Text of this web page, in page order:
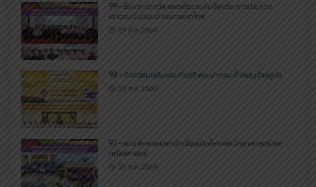
99 – รับมอบรางวัล ยอดเยี่ยมระดับจังหวัด การประกวด
เยาวชนต้นแบบด้านมารยาทไทย
29 ก.ค. 2569
98 – กิจกรรมเฉลิมพระเกียรติ พระบาทสมเด็จพระเจ้าอยู่หัว
29 ก.ค. 2569
97 – พานพิทยาคมพานักเรียนเปิดโลกแห่งวิทยาศาสตร์ และ
คณิตศาสตร์
29 ก.ค. 2569